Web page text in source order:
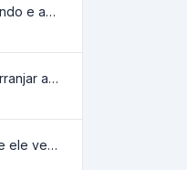
Apartamento lindo e aconchegante
Onde posso arranjar algum?
De onde é que ele vem?